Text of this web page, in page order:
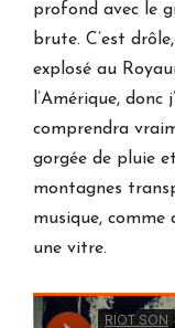
profond avec le
brute. C’est
explosé au
l’Amérique, donc
comprendra
gorgée de pluie
montagnes
musique,
une vitre.